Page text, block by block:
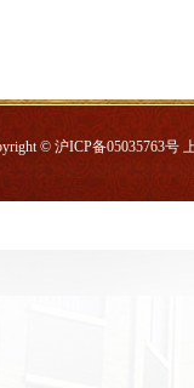
© 沪ICP备05035763号